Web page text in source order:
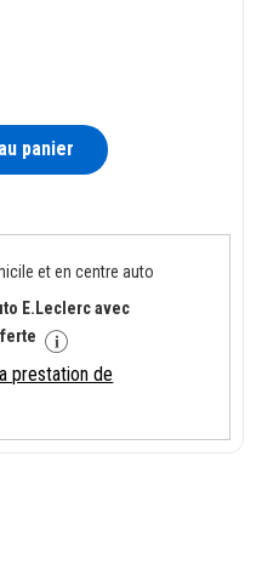
panier
et en centre auto
E.Leclerc avec
prestation de